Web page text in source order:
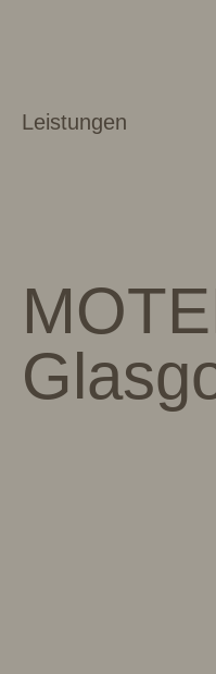
Leistungen